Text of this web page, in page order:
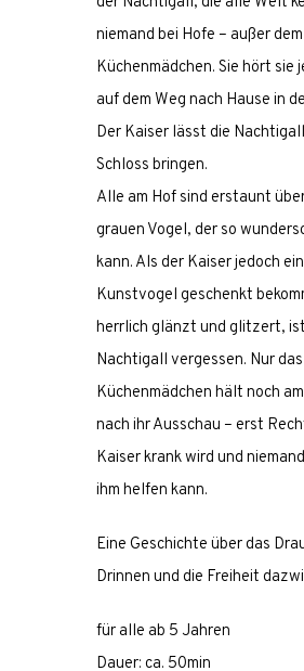
niemand bei Hofe – außer
Küchenmädchen. Sie hört sie
auf dem Weg nach Hause in
Der Kaiser lässt die
Schloss bringen.
Alle am Hof sind erstaunt
grauen Vogel, der so
kann. Als der Kaiser jedoch
Kunstvogel geschenkt
herrlich glänzt und glitzert,
Nachtigall vergessen. Nur
Küchenmädchen hält noch
nach ihr Ausschau – erst
Kaiser krank wird und
ihm helfen kann.
Eine Geschichte über das
Drinnen und die Freiheit
für alle ab 5 Jahren
Dauer: ca. 50min